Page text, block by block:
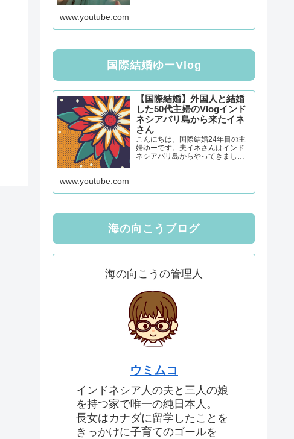
www.youtube.com
国際結婚ゆーVlog
【国際結婚】外国人と結婚
した50代主婦のVlogインド
ネシアバリ島から来たイネ
さん
こんにちは。国際結婚24年目の主
婦ゆーです。夫イネさんはインド
ネシアバリ島からやってきまし
事が浄化できればと思っていま
す。コ...
www.youtube.com
海の向こうブログ
海の向こうの管理人
ウミムコ
インドネシア人の夫と三人の娘
を持つ家で唯一の純日本人。
長女はカナダに留学したことを
きっかけに子育てのゴールを